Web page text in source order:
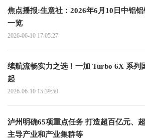
焦点播报:生意社：2026年6月10日中铝
一览
2026-06-10 17:05:27
续航流畅实力之选！一加 Turbo 6X 系列
起
2026-06-10 15:39:50
泸州明确65项重点任务 打造超百亿元、
主导产业和产业集群等